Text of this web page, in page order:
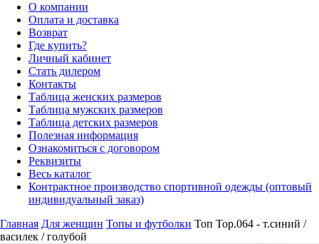
О компании
Оплата и доставка
Возврат
Где купить?
Личный кабинет
Стать дилером
Контакты
Таблица женских размеров
Таблица мужских размеров
Таблица детских размеров
Полезная информация
Ознакомиться с договором
Реквизиты
Весь каталог
Контрактное производство спортивной одежды (оптовый
индивидуальный заказ)
Главная Для женщин Топы и футболки Топ Top.064 - т.синий /
василек / голубой